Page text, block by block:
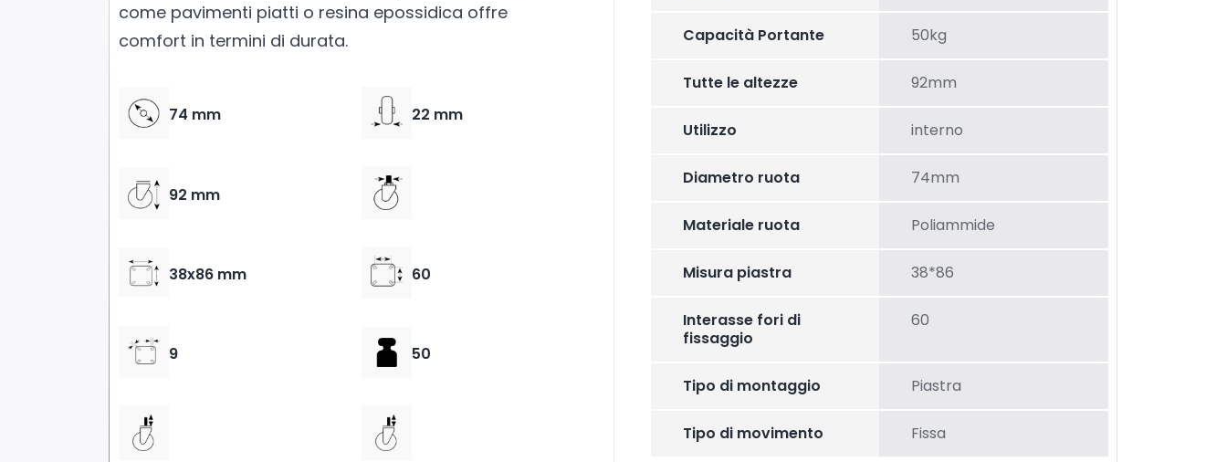
come pavimenti piatti o resina epossidica offre
comfort in termini di durata.
74 mm 22 mm
92 mm
38x86 mm 60
9 50
Capacità Portante 50kg
Tutte le altezze 92mm
Utilizzo interno
Diametro ruota 74mm
Materiale ruota Poliammide
Misura piastra 38*86
Interasse fori di
fissaggio
60
Tipo di montaggio Piastra
Tipo di movimento Fissa